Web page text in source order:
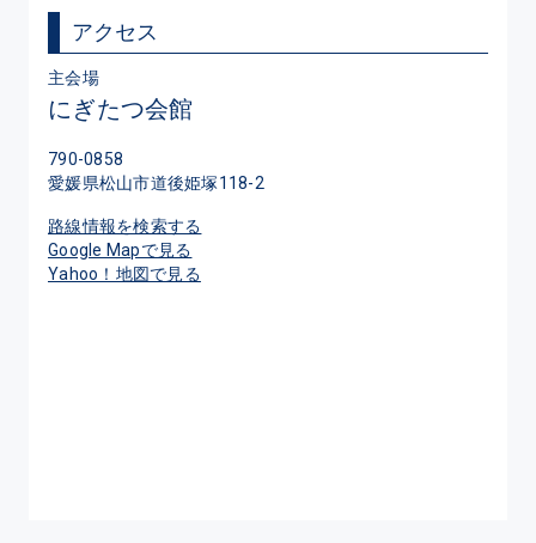
アクセス
主会場
にぎたつ会館
790-0858
愛媛県松山市道後姫塚118-2
路線情報を検索する
Google Mapで見る
Yahoo！地図で見る